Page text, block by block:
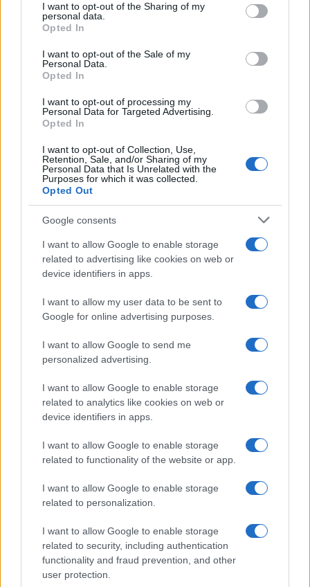
disclose it to other third parties.
Please note that this website/app uses one or more Google
services and may gather and store information including but
not limited to your visit or usage behaviour. You may click to
grant or deny consent to Google and its third-party tags to
consent section.
I want to opt-out of the Sharing of my
personal data.
Opted In
I want to opt-out of the Sale of my
Personal Data.
Opted In
I want to opt-out of processing my
Personal Data for Targeted Advertising.
Opted In
I want to opt-out of Collection, Use,
Retention, Sale, and/or Sharing of my
Personal Data that Is Unrelated with the
Purposes for which it was collected.
Opted Out
Google consents
I want to allow Google to enable storage
related to advertising like cookies on web or
device identifiers in apps.
I want to allow my user data to be sent to
Google for online advertising purposes.
I want to allow Google to send me
personalized advertising.
I want to allow Google to enable storage
related to analytics like cookies on web or
device identifiers in apps.
I want to allow Google to enable storage
related to functionality of the website or app.
I want to allow Google to enable storage
related to personalization.
I want to allow Google to enable storage
related to security, including authentication
functionality and fraud prevention, and other
user protection.